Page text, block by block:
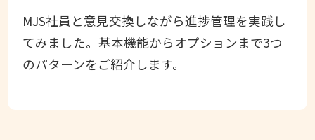
MJS社員と意見交換しながら進捗管理を実践し
てみました。基本機能からオプションまで3つ
のパターンをご紹介します。